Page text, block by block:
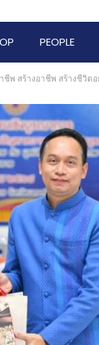
PEOPLE
พ สร้างอาชีพ สร้างชีวิ